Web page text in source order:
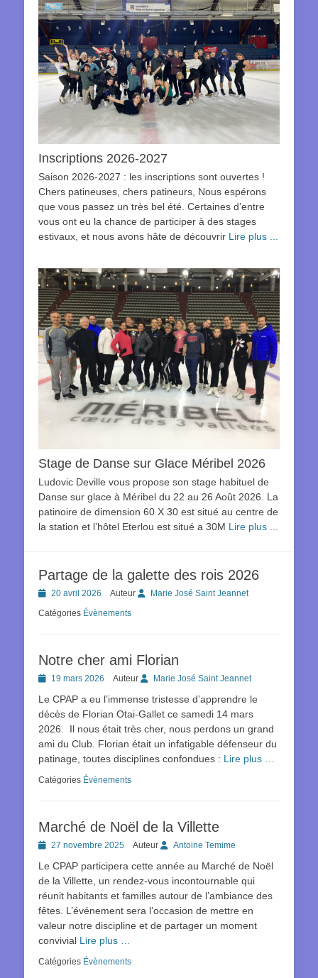
Inscriptions 2026-2027
Saison 2026-2027 : les inscriptions sont ouvertes !
Chers patineuses, chers patineurs, Nous espérons
que vous passez un très bel été. Certaines d’entre
vous ont eu la chance de participer à des stages
estivaux, et nous avons hâte de découvrir Lire plus ...
Stage de Danse sur Glace Méribel 2026
Ludovic Deville vous propose son stage habituel de
Danse sur glace à Méribel du 22 au 26 Août 2026. La
patinoire de dimension 60 X 30 est situé au centre de
la station et l’hôtel Eterlou est situé a 30M Lire plus ...
Partage de la galette des rois 2026
Posted20 avril 2026 Auteur
Marie José Saint Jeannet
Catégories Évènements
Notre cher ami Florian
Posted19 mars 2026 Auteur Marie José Saint Jeannet
Le CPAP a eu l’immense tristesse d’apprendre le
décès de Florian Otai-Gallet ce samedi 14 mars
2026. Il nous était très cher, nous perdons un grand
ami du Club. Florian était un infatigable défenseur du
patinage, toutes disciplines confondues : Lire plus …
Catégories Évènements
Marché de Noël de la Villette
Posted27 novembre 2025 Auteur Antoine Temime
Le CPAP participera cette année au Marché de Noël
de la Villette, un rendez-vous incontournable qui
réunit habitants et familles autour de l’ambiance des
fêtes. L’événement sera l’occasion de mettre en
valeur notre discipline et de partager un moment
convivial Lire plus …
Catégories Évènements